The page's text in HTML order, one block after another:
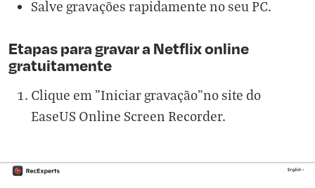
Salve gravações rapidamente no seu PC.
Etapas para gravar a Netflix online
gratuitamente
Clique em "Iniciar gravação"no site do
EaseUS Online Screen Recorder.